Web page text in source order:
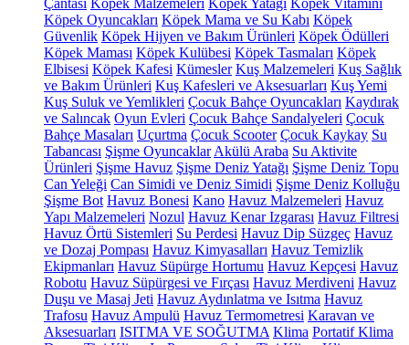
Çantası Köpek Malzemeleri Köpek Yatağı Köpek Vitamini
Köpek Oyuncakları Köpek Mama ve Su Kabı Köpek
Güvenlik Köpek Hijyen ve Bakım Ürünleri Köpek Ödülleri
Köpek Maması Köpek Kulübesi Köpek Tasmaları Köpek
Elbisesi Köpek Kafesi Kümesler Kuş Malzemeleri Kuş Sağlık
ve Bakım Ürünleri Kuş Kafesleri ve Aksesuarları Kuş Yemi
Kuş Suluk ve Yemlikleri Çocuk Bahçe Oyuncakları Kaydırak
ve Salıncak Oyun Evleri Çocuk Bahçe Sandalyeleri Çocuk
Bahçe Masaları Uçurtma Çocuk Scooter Çocuk Kaykay Su
Tabancası Şişme Oyuncaklar Akülü Araba Su Aktivite
Ürünleri Şişme Havuz Şişme Deniz Yatağı Şişme Deniz Topu
Can Yeleği Can Simidi ve Deniz Simidi Şişme Deniz Kolluğu
Şişme Bot Havuz Bonesi Kano Havuz Malzemeleri Havuz
Yapı Malzemeleri Nozul Havuz Kenar Izgarası Havuz Filtresi
Havuz Örtü Sistemleri Su Perdesi Havuz Dip Süzgeç Havuz
ve Dozaj Pompası Havuz Kimyasalları Havuz Temizlik
Ekipmanları Havuz Süpürge Hortumu Havuz Kepçesi Havuz
Robotu Havuz Süpürgesi ve Fırçası Havuz Merdiveni Havuz
Duşu ve Masaj Jeti Havuz Aydınlatma ve Isıtma Havuz
Trafosu Havuz Ampulü Havuz Termometresi Karavan ve
Aksesuarları ISITMA VE SOĞUTMA Klima Portatif Klima